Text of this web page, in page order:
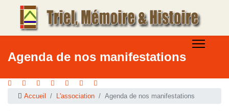
Agenda de nos manifestations
Accueil L'association Agenda de nos manifestations